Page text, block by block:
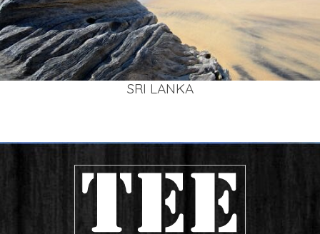
SRI LAN­KA